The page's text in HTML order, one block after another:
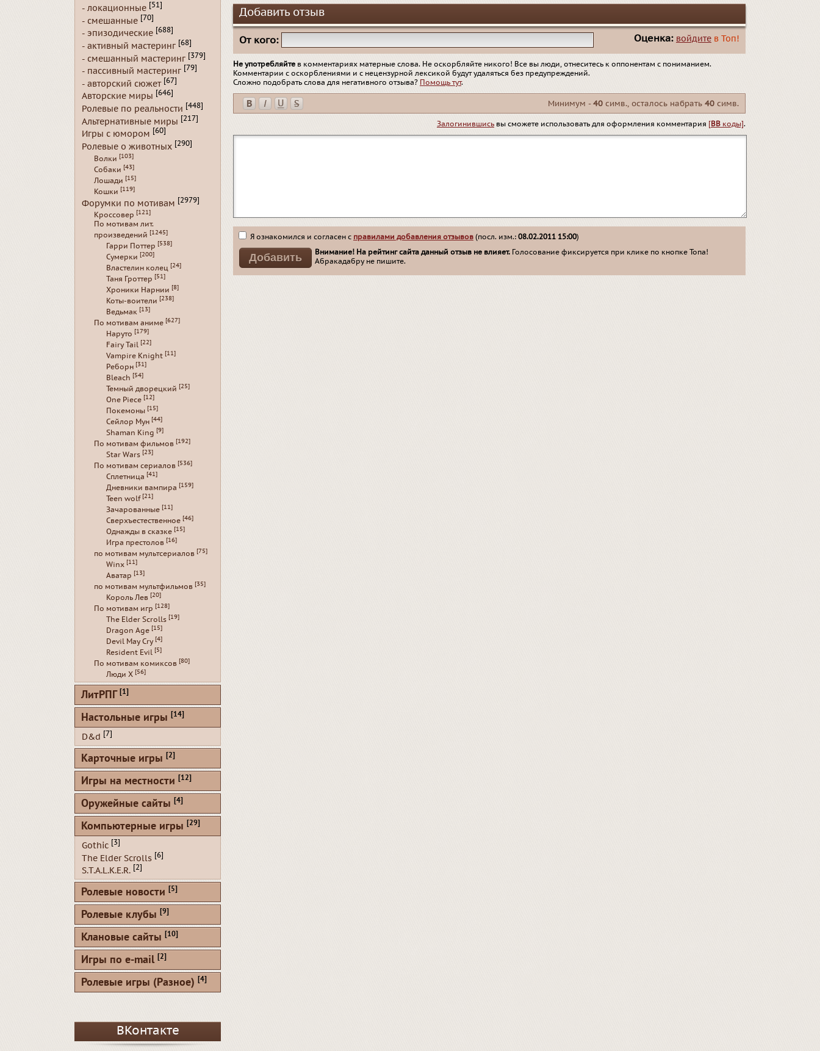
Добавить отзыв
От кого: Оценка: войдите в Топ!
Не употребляйте в комментариях матерные слова. Не оскорбляйте никого! Все вы люди, отнеситесь к оппонентам с пониманием.
Комментарии с оскорблениями и с нецензурной лексикой будут удаляться без предупреждений.
Сложно подобрать слова для негативного отзыва? Помощь тут.
Минимум -40 симв., осталось набрать 40 симв.
Залогинившись вы сможете использовать для оформления комментария [BB коды].
Я ознакомился и согласен с правилами добавления отзывов (посл. изм.: 08.02.2011 15:00)
Внимание! На рейтинг сайта данный отзыв не влияет. Голосование фиксируется при клике по кнопке Топа!
Абракадабру не пишите.
- локационные [51]
- смешанные [70]
- эпизодические [688]
- активный мастеринг [68]
- смешанный мастеринг [379]
- пассивный мастеринг [79]
- авторский сюжет [67]
Авторские миры [646]
Ролевые по реальности [448]
Альтернативные миры [217]
Игры с юмором [60]
Ролевые о животных [290]
Волки [103]
Собаки [43]
Лошади [15]
Кошки [119]
Форумки по мотивам [2979]
Кроссовер [121]
По мотивам лит.
произведений [1245]
Гарри Поттер [538]
Сумерки [200]
Властелин колец [24]
Таня Гроттер [51]
Хроники Нарнии [8]
Коты-воители [238]
Ведьмак [13]
По мотивам аниме [627]
Наруто [179]
Fairy Tail [22]
Vampire Knight [11]
Реборн [31]
Bleach [54]
Темный дворецкий [25]
One Piece [12]
Покемоны [15]
Сейлор Мун [44]
Shaman King [9]
По мотивам фильмов [192]
Star Wars [23]
По мотивам сериалов [536]
Сплетница [41]
Дневники вампира [159]
Teen wolf [21]
Зачарованные [11]
Сверхъестественное [46]
Однажды в сказке [15]
Игра престолов [16]
по мотивам мультсериалов [75]
Winx [11]
Аватар [13]
по мотивам мультфильмов [35]
Король Лев [20]
По мотивам игр [128]
The Elder Scrolls [19]
Dragon Age [15]
Devil May Cry [4]
Resident Evil [5]
По мотивам комиксов [80]
Люди Х [56]
ЛитРПГ [1]
Настольные игры [14]
D&d [7]
Карточные игры [2]
Игры на местности [12]
Оружейные сайты [4]
Компьютерные игры [29]
Gothic [3]
The Elder Scrolls [6]
S.T.A.L.K.E.R. [2]
Ролевые новости [5]
Ролевые клубы [9]
Клановые сайты [10]
Игры по e-mail [2]
Ролевые игры (Разное) [4]
ВКонтакте